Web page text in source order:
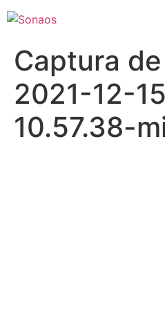
Captura
2021-12-
10.57.38-